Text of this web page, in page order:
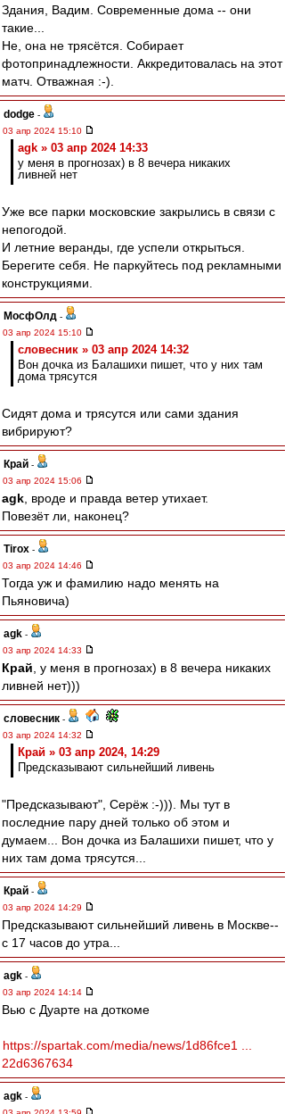
Здания, Вадим. Современные дома -- они
такие...
Не, она не трясётся. Собирает
фотопринадлежности. Аккредитовалась на этот
матч. Отважная :-).
dodge -
03 апр 2024 15:10
agk » 03 апр 2024 14:33
у меня в прогнозах) в 8 вечера никаких
ливней нет
Уже все парки московские закрылись в связи с
непогодой.
И летние веранды, где успели открыться.
Берегите себя. Не паркуйтесь под рекламными
конструкциями.
МосфОлд -
03 апр 2024 15:10
словесник » 03 апр 2024 14:32
Вон дочка из Балашихи пишет, что у них там
дома трясутся
Сидят дома и трясутся или сами здания
вибрируют?
Край -
03 апр 2024 15:06
agk , вроде и правда ветер утихает.
Повезёт ли, наконец?
Tirox -
03 апр 2024 14:46
Тогда уж и фамилию надо менять на
Пьяновича)
agk -
03 апр 2024 14:33
Край , у меня в прогнозах) в 8 вечера никаких
ливней нет)))
словесник -
03 апр 2024 14:32
Край » 03 апр 2024, 14:29
Предсказывают сильнейший ливень
"Предсказывают", Серёж :-))). Мы тут в
последние пару дней только об этом и
думаем... Вон дочка из Балашихи пишет, что у
них там дома трясутся...
Край -
03 апр 2024 14:29
Предсказывают сильнейший ливень в Москве--
с 17 часов до утра...
agk -
03 апр 2024 14:14
Вью с Дуарте на доткоме
https://spartak.com/media/news/1d86fce1 ...
22d6367634
agk -